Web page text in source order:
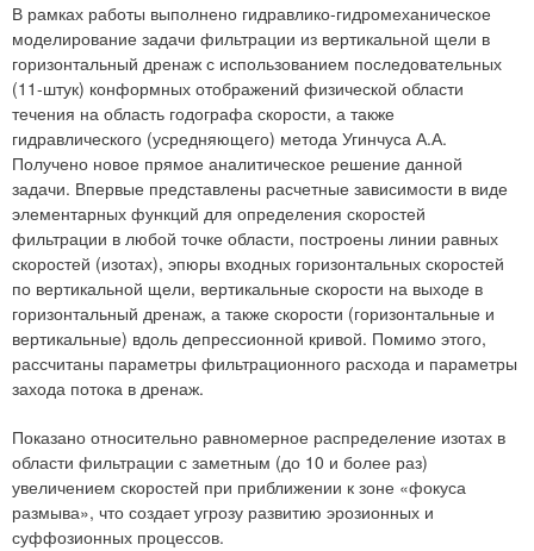
В рамках работы выполнено гидравлико-гидромеханическое
моделирование задачи фильтрации из вертикальной щели в
горизонтальный дренаж с использованием последовательных
(11-штук) конформных отображений физической области
течения на область годографа скорости, а также
гидравлического (усредняющего) метода Угинчуса А.А.
Получено новое прямое аналитическое решение данной
задачи. Впервые представлены расчетные зависимости в виде
элементарных функций для определения скоростей
фильтрации в любой точке области, построены линии равных
скоростей (изотах), эпюры входных горизонтальных скоростей
по вертикальной щели, вертикальные скорости на выходе в
горизонтальный дренаж, а также скорости (горизонтальные и
вертикальные) вдоль депрессионной кривой. Помимо этого,
рассчитаны параметры фильтрационного расхода и параметры
захода потока в дренаж.
Показано относительно равномерное распределение изотах в
области фильтрации с заметным (до 10 и более раз)
увеличением скоростей при приближении к зоне «фокуса
размыва», что создает угрозу развитию эрозионных и
суффозионных процессов.